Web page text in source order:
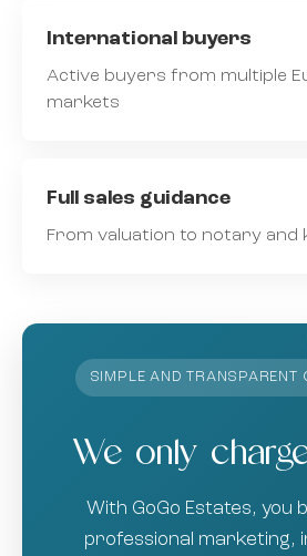
International buyers
Active buyers from multiple
markets
Full sales guidance
From valuation to notary and
SIMPLE AND TRANSPARENT
We only
With GoGo Estates, you
professional marketing,